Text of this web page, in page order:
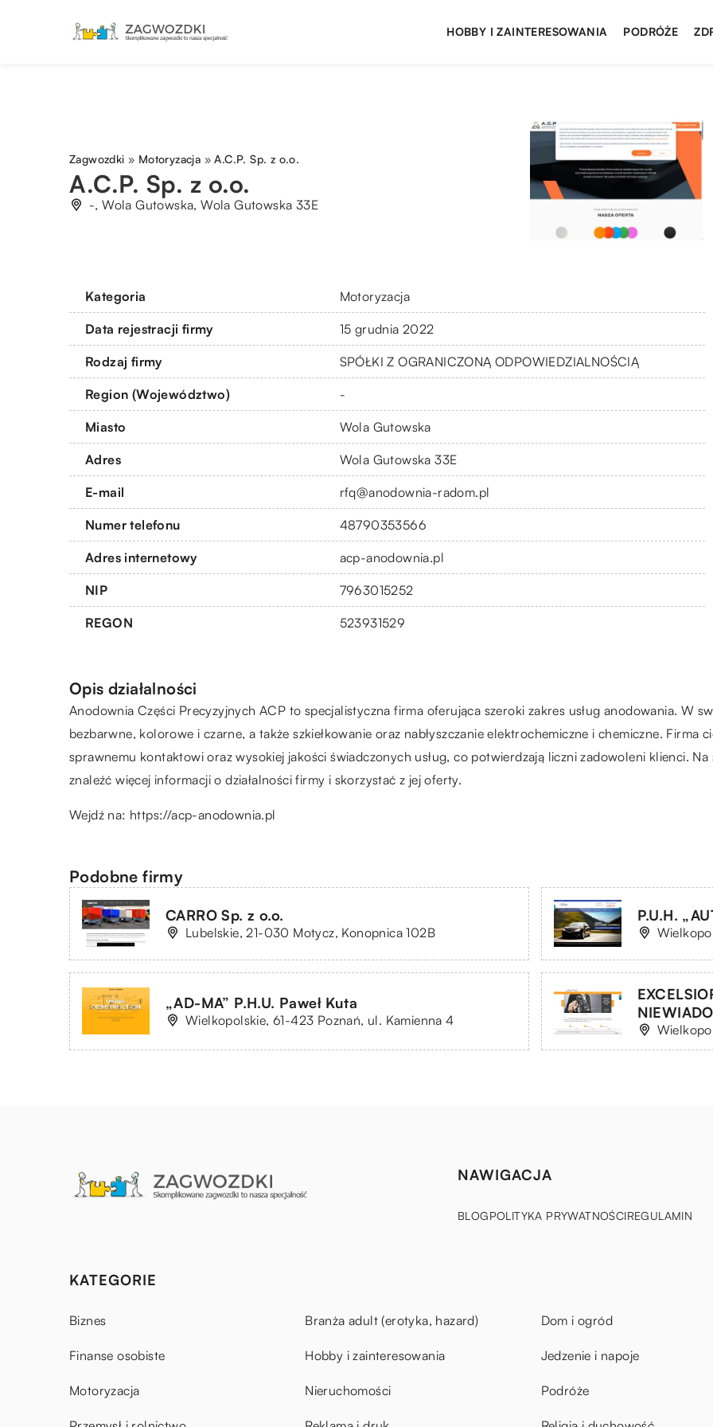
HOBBY I ZAINTERESOWANIA PODRÓŻE
Zagwozdki » Motoryzacja »A.C.P. Sp. z o.o.
A.C.P. Sp. z o.o.
-, Wola Gutowska, Wola Gutowska 33E
Kategoria Motoryzacja
Data rejestracji firmy 15 grudnia 2022
Rodzaj firmy SPÓŁKI Z OGRANICZONĄ ODPOWIEDZIALNOŚCIĄ
Region (Województwo) -
Miasto Wola Gutowska
Adres Wola Gutowska 33E
E-mail rfq@anodownia-radom.pl
Numer telefonu 48790353566
Adres internetowy acp-anodownia.pl
NIP 7963015252
REGON 523931529
Opis działalności
Anodownia Części Precyzyjnych ACP to specjalistyczna firma oferująca szeroki zakres usług anodowania. W
bezbarwne, kolorowe i czarne, a także szkiełkowanie oraz nabłyszczanie elektrochemiczne i chemiczne. Firma
sprawnemu kontaktowi oraz wysokiej jakości świadczonych usług, co potwierdzają liczni zadowoleni klienci.
znaleźć więcej informacji o działalności firmy i skorzystać z jej oferty.
Wejdź na: https://acp-anodownia.pl
Podobne firmy
CARRO Sp. z o.o.
Lubelskie, 21-030 Motycz, Konopnica 102B
P.U.H.
„AD-MA” P.H.U. Paweł Kuta
Wielkopolskie, 61-423 Poznań, ul. Kamienna 4
NAWIGACJA
BLOGPOLITYKA PRYWATNOŚCIREGULAMIN
KATEGORIE
Biznes Branża adult (erotyka, hazard) Dom i ogród
Finanse osobiste Hobby i zainteresowania Jedzenie i napoje
Motoryzacja Nieruchomości Podróże